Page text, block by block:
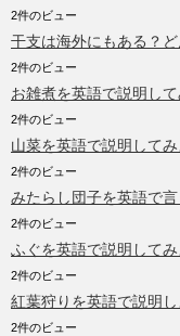
2件のビュー
干支は海外にもある？
2件のビュー
お雑煮を英語で説明して
2件のビュー
山菜を英語で説明してみ
2件のビュー
みたらし団子を英語で
2件のビュー
ふぐを英語で説明してみ
2件のビュー
紅葉狩りを英語で説明
2件のビュー